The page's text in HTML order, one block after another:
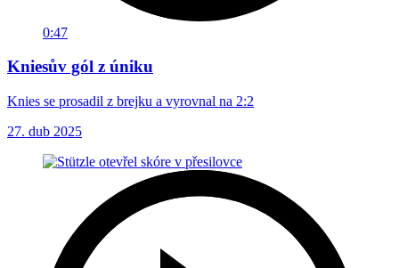
0:47
Kniesův gól z úniku
Knies se prosadil z brejku a vyrovnal na 2:2
27. dub 2025